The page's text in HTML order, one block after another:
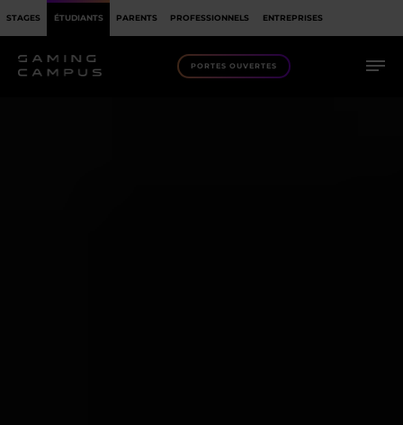
STAGES ÉTUDIANTS PARENTS PROFESSIONNELS ENTREPRISES
PORTES OUVERTES